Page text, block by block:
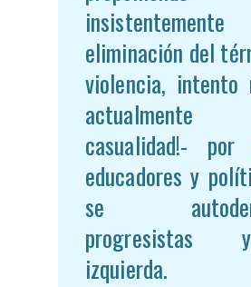
eliminación del
violencia, intento
actualmente
casualidad!- por
educadores y
se
izquierda.